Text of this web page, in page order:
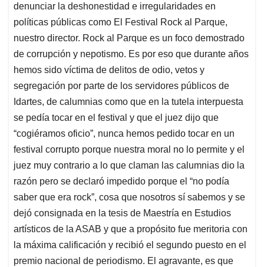
denunciar la deshonestidad e irregularidades en
políticas públicas como El Festival Rock al Parque,
nuestro director. Rock al Parque es un foco demostrado
de corrupción y nepotismo. Es por eso que durante años
hemos sido víctima de delitos de odio, vetos y
segregación por parte de los servidores públicos de
Idartes, de calumnias como que en la tutela interpuesta
se pedía tocar en el festival y que el juez dijo que
“cogiéramos oficio”, nunca hemos pedido tocar en un
festival corrupto porque nuestra moral no lo permite y el
juez muy contrario a lo que claman las calumnias dio la
razón pero se declaró impedido porque el “no podía
saber que era rock”, cosa que nosotros sí sabemos y se
dejó consignada en la tesis de Maestría en Estudios
artísticos de la ASAB y que a propósito fue meritoria con
la máxima calificación y recibió el segundo puesto en el
premio nacional de periodismo. El agravante, es que